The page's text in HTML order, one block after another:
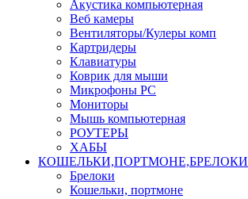
Акустика компьютерная
Веб камеры
Вентиляторы/Кулеры комп
Картридеры
Клавиатуры
Коврик для мыши
Микрофоны PC
Мониторы
Мышь компьютерная
РОУТЕРЫ
ХАБЫ
КОШЕЛЬКИ,ПОРТМОНЕ,БРЕЛОКИ
Брелоки
Кошельки, портмоне